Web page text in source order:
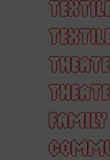
FAMILY